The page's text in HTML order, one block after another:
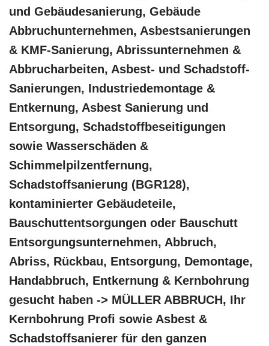
und Gebäudesanierung, Gebäude
Abbruchunternehmen, Asbestsanierungen
& KMF-Sanierung, Abrissunternehmen &
Abbrucharbeiten, Asbest- und Schadstoff-
Sanierungen, Industriedemontage &
Entkernung, Asbest Sanierung und
Entsorgung, Schadstoffbeseitigungen
sowie Wasserschäden &
Schimmelpilzentfernung,
Schadstoffsanierung (BGR128),
kontaminierter Gebäudeteile,
Bauschuttentsorgungen oder Bauschutt
Entsorgungsunternehmen, Abbruch,
Abriss, Rückbau, Entsorgung, Demontage,
Handabbruch, Entkernung & Kernbohrung
gesucht haben -> MÜLLER ABBRUCH, Ihr
Kernbohrung Profi sowie Asbest &
Schadstoffsanierer für den ganzen